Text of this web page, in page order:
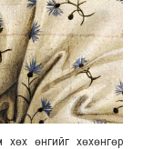
хөх өнгийг хөхөнгөр